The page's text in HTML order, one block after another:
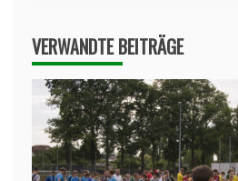
VERWANDTE BEITRÄGE